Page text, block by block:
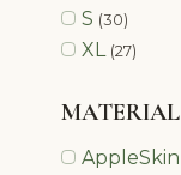
S (30)
XL (27)
MATERIAL
AppleSkin